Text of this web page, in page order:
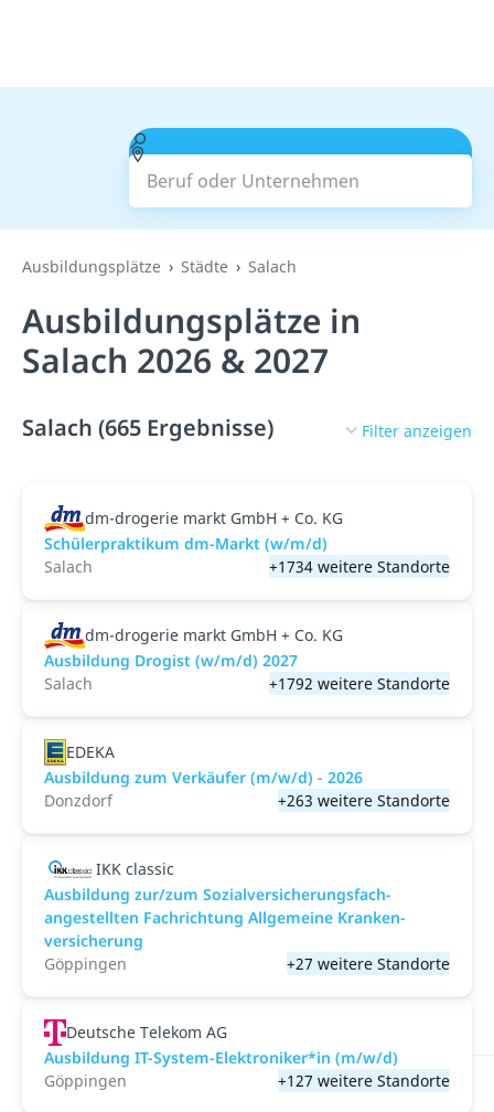
Beruf oder Unternehmen
Suchen
Ausbildungsplätze Städte Salach
Ausbildungsplätze in
Salach 2026 & 2027
Salach (665 Ergebnisse) Filter anzeigen
dm-drogerie markt GmbH + Co. KG
Schülerpraktikum dm-Markt (w/m/d)
Salach
+1734 weitere Standorte
dm-drogerie markt GmbH + Co. KG
Ausbildung Drogist (w/m/d) 2027
Salach
+1792 weitere Standorte
EDEKA
Ausbildung zum Verkäufer (m/w/d) - 2026
Donzdorf
+263 weitere Standorte
IKK classic
Aus­bild­ung zur/zum Sozial­versicher­ungs­fach­
angestellten­ Fach­richtung All­gemeine Kranken­
versicher­ung
Göppingen
+27 weitere Standorte
Deutsche Telekom AG
Ausbildung IT-System-Elektroniker*in (m/w/d)
Göppingen
+127 weitere Standorte